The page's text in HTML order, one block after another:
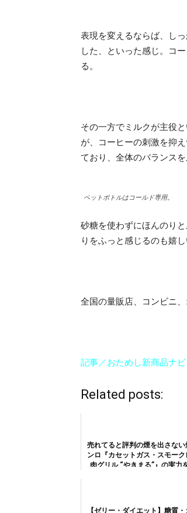
表現を変えるならば、し
した、といった感じ。コ
る。
その一方でミルクが主役
が、コーヒーの刺激を抑
ており、全体のバランスを
ペットボトルはコールド専用。
砂糖を使わずにほんのり
りをふっと感じるのも嬉
全国の量販店、コンビニ
記事／おためし新商品ナビ
Related posts:
売れてると評判の煙を出さない
ンロ『カセットガス・スモーク
肉グリル “やきまる”』の実力
【ゼリー・ダイエット】糖質・